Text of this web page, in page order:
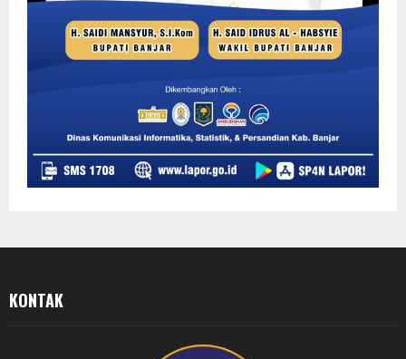
KONTAK